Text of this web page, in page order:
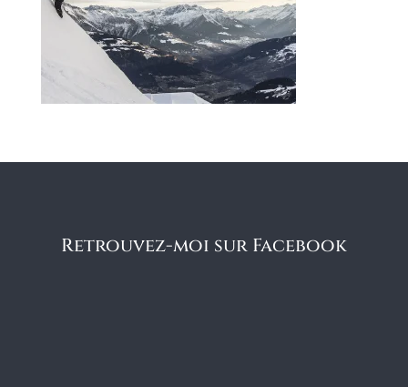
Retrouvez-moi sur Facebook